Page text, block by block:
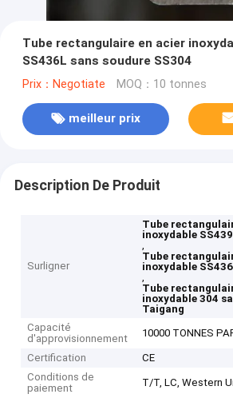
Tube rectangulaire en acier
SS436L sans soudure SS304
Prix：Negotiate MOQ：10 tonnes
meilleur prix
Description De Produit
Surligner
Tube
inoxydable
,
Tube
inoxydable
,
Tube
inoxydable 304
Taigang
Capacité
d'approvisionnement
10000 TONNES
Certification
CE
Conditions de
paiement
T/T, LC, Western